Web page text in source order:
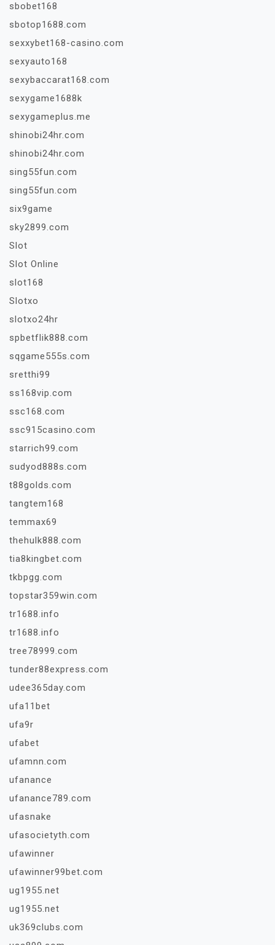
sbobet168
sbotop1688.com
sexxybet168-casino.com
sexyauto168
sexybaccarat168.com
sexygame1688k
sexygameplus.me
shinobi24hr.com
shinobi24hr.com
sing55fun.com
sing55fun.com
six9game
sky2899.com
Slot
Slot Online
slot168
Slotxo
slotxo24hr
spbetflik888.com
sqgame555s.com
sretthi99
ss168vip.com
ssc168.com
ssc915casino.com
starrich99.com
sudyod888s.com
t88golds.com
tangtem168
temmax69
thehulk888.com
tia8kingbet.com
tkbpgg.com
topstar359win.com
tr1688.info
tr1688.info
tree78999.com
tunder88express.com
udee365day.com
ufa11bet
ufa9r
ufabet
ufamnn.com
ufanance
ufanance789.com
ufasnake
ufasocietyth.com
ufawinner
ufawinner99bet.com
ug1955.net
ug1955.net
uk369clubs.com